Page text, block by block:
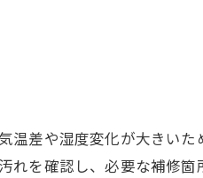
温差や湿度変化が大きいた
れを確認し、必要な補修箇